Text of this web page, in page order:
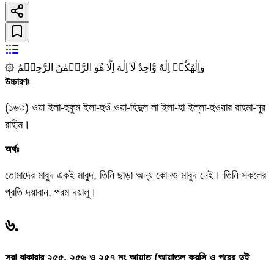
۞ وَاِلٰهُكُمۡ اِلٰهٌ وَّاحِدٌ لَآ اِلٰهَ اِلَّا هُوَ الرَّحۡمٰنُ الرَّحِيۡمُ
উচ্চারণঃ
(১৬৩) ওয়া ইলা-হুকুম ইলা-হুওঁ ওয়া-হিদুল লা ইলা-হা ইল্লা-হুওয়ার রাহমা-নূর
রাহীম।
অর্থঃ
তোমাদের মাবুদ একই মাবুদ, তিনি ছাড়া অন্য কোনও মাবুদ নেই। তিনি সকলের
প্রতি দয়াবান, পরম দয়ালু।
৬.